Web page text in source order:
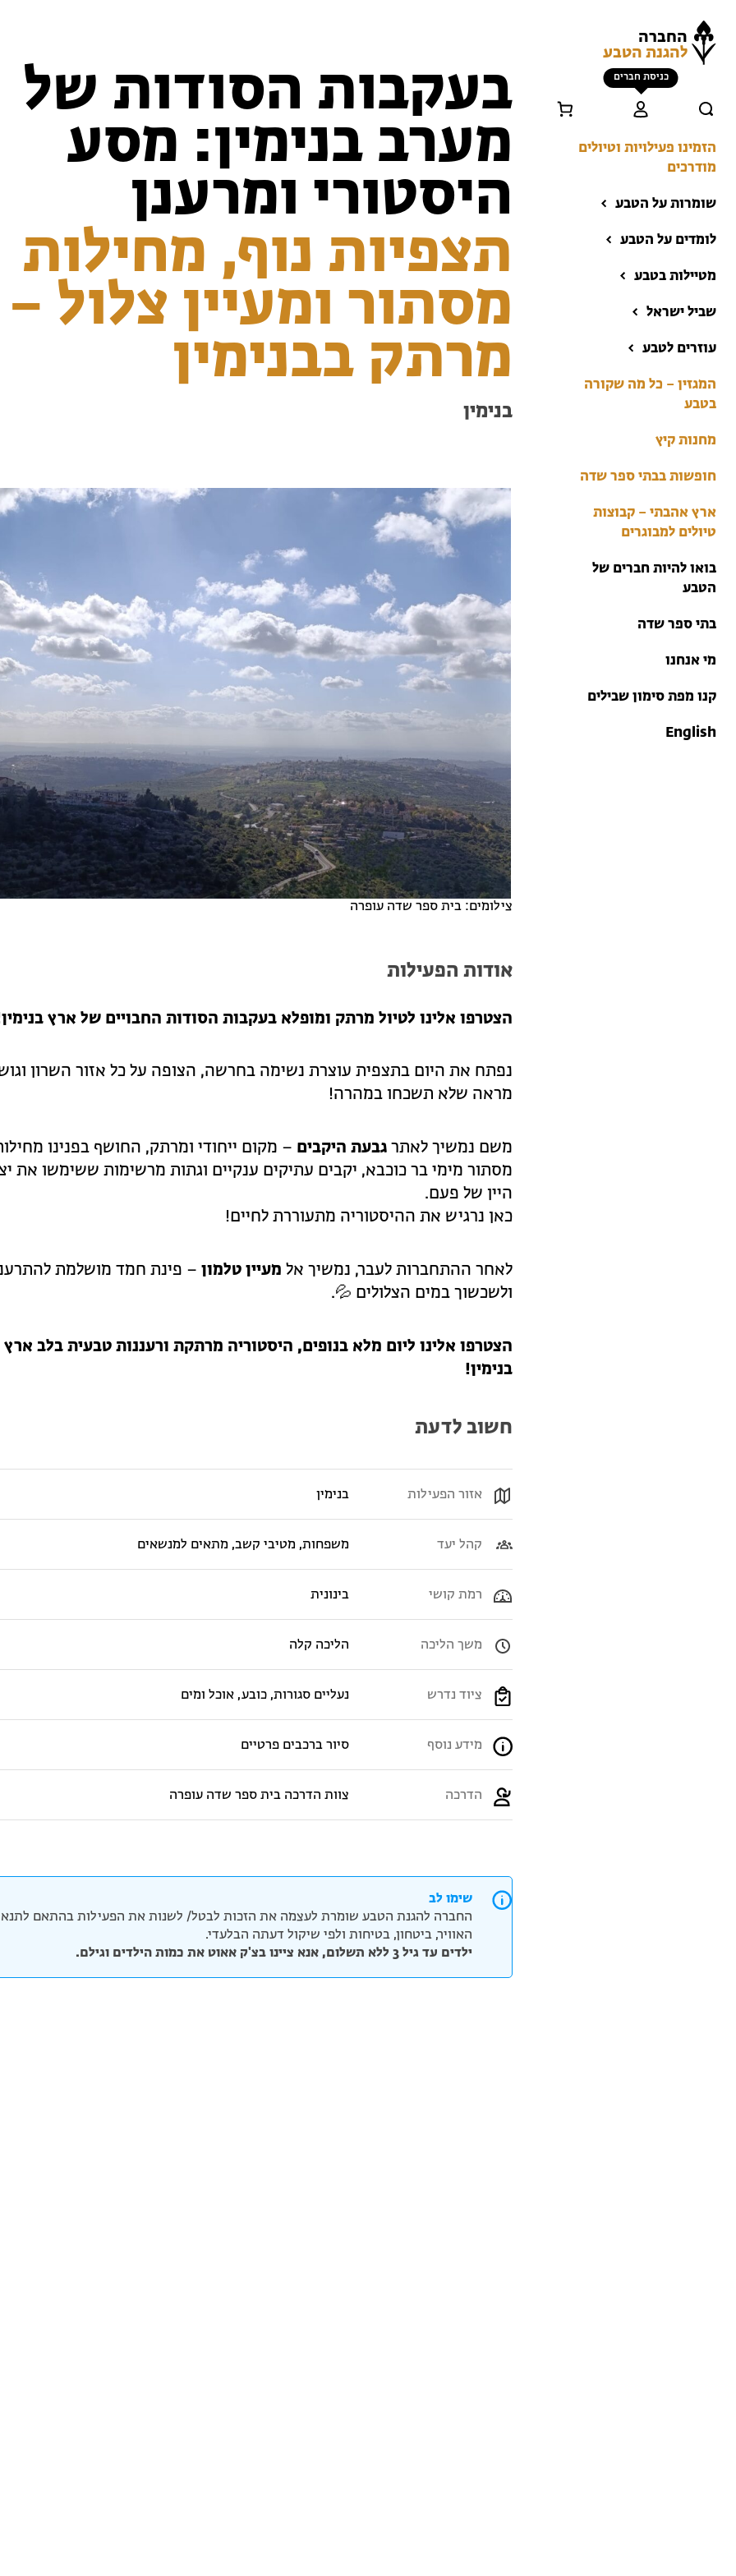
החברה
להגנת הטבע
כניסת חברים
הזמינו פעילויות וטיולים
מודרכים
שומרות על הטבע
לומדים על הטבע
מטיילות בטבע
הזמינו פעילויות וטיולים
טיולים למבוגרים: ארץ
מחנות קיץ
שביל ישראל
עוזרים לטבע
המגזין – כל מה שקורה
בטבע
מחנות קיץ
חופשות בבתי ספר שדה
ארץ אהבתי – קבוצות
טיולים למבוגרים
בואו להיות חברים של
הטבע
בתי ספר שדה
מי אנחנו
קנו מפת סימון שבילים
English
בעקבות הסודות של
מערב בנימין: מסע
היסטורי ומרענן
תצפיות נוף, מחילות
מסתור ומעיין צלול –
מרתק בבנימין
בנימין
צילומים: בית ספר שדה עופרה
אודות הפעילות
הצטרפו אלינו לטיול מרתק ומופלא בעקבות הסודות החבויים של ארץ
נפתח את היום בתצפית עוצרת נשימה בחרשה, הצופה על כל אזור השרון
מראה שלא תשכחו במהרה!
משם נמשיך לאתר גבעת היקבים – מקום ייחודי ומרתק, החושף בפנינו
מסתור מימי בר כוכבא, יקבים עתיקים ענקיים וגתות מרשימות ששימשו את
היין של פעם.
כאן נרגיש את ההיסטוריה מתעוררת לחיים!
לאחר ההתחברות לעבר, נמשיך אל מעיין טלמון – פינת חמד מושלמת
ולשכשוך במים הצלולים 💦.
הצטרפו אלינו ליום מלא בנופים, היסטוריה מרתקת ורעננות טבעית בלב ארץ
בנימין!
חשוב לדעת
אזור הפעילות בנימין
קהל יעד משפחות, מטיבי קשב, מתאים למנשאים
רמת קושי בינונית
משך הליכה הליכה קלה
ציוד נדרש נעליים סגורות, כובע, אוכל ומים
מידע נוסף סיור ברכבים פרטיים
הדרכה צוות הדרכה בית ספר שדה עופרה
שימו לב
החברה להגנת הטבע שומרת לעצמה את הזכות לבטל/ לשנות את הפעילות בהתאם
האוויר, ביטחון, בטיחות ולפי שיקול דעתה הבלעדי.
ילדים עד גיל 3 ללא תשלום, אנא ציינו בצ'ק אאוט את כמות הילדים וגילם.